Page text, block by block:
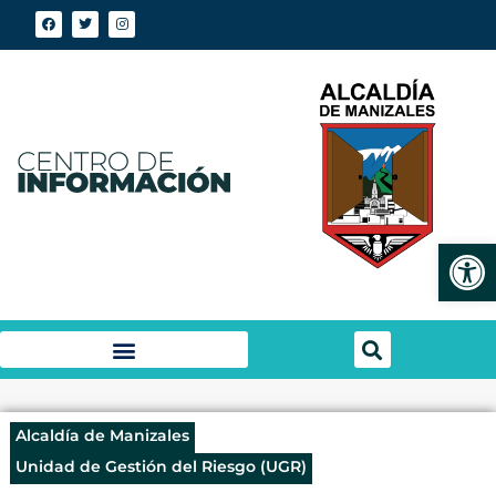
Alcaldía de Manizales
Unidad de Gestión del Riesgo (UGR)